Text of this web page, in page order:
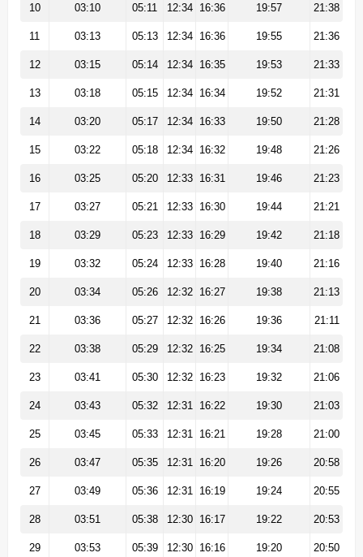
10 03:10 05:11 12:34 16:36 19:57 21:38
11 03:13 05:13 12:34 16:36 19:55 21:36
12 03:15 05:14 12:34 16:35 19:53 21:33
13 03:18 05:15 12:34 16:34 19:52 21:31
14 03:20 05:17 12:34 16:33 19:50 21:28
15 03:22 05:18 12:34 16:32 19:48 21:26
16 03:25 05:20 12:33 16:31 19:46 21:23
17 03:27 05:21 12:33 16:30 19:44 21:21
18 03:29 05:23 12:33 16:29 19:42 21:18
19 03:32 05:24 12:33 16:28 19:40 21:16
20 03:34 05:26 12:32 16:27 19:38 21:13
21 03:36 05:27 12:32 16:26 19:36 21:11
22 03:38 05:29 12:32 16:25 19:34 21:08
23 03:41 05:30 12:32 16:23 19:32 21:06
24 03:43 05:32 12:31 16:22 19:30 21:03
25 03:45 05:33 12:31 16:21 19:28 21:00
26 03:47 05:35 12:31 16:20 19:26 20:58
27 03:49 05:36 12:31 16:19 19:24 20:55
28 03:51 05:38 12:30 16:17 19:22 20:53
29 03:53 05:39 12:30 16:16 19:20 20:50